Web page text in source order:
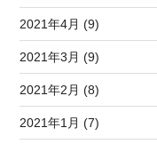
2021年4月 (9)
2021年3月 (9)
2021年2月 (8)
2021年1月 (7)